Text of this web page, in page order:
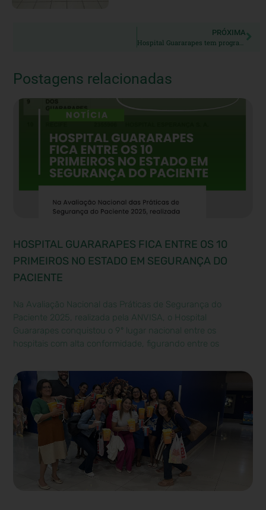
PRÓXIMA
Hospital Guararapes tem programação especial
Postagens relacionadas
HOSPITAL GUARARAPES FICA ENTRE OS 10
PRIMEIROS NO ESTADO EM SEGURANÇA DO
PACIENTE
Na Avaliação Nacional das Práticas de Segurança do
Paciente 2025, realizada pela ANVISA, o Hospital
Guararapes conquistou o 9º lugar nacional entre os
hospitais com alta conformidade, figurando entre os